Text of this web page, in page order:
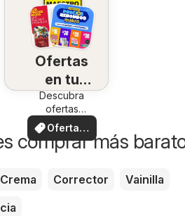
Ofertas
en tu
zona
Descubra
ofertas
especiales
Ofertas
locales
comprar más
Crema Corrector
Vainilla